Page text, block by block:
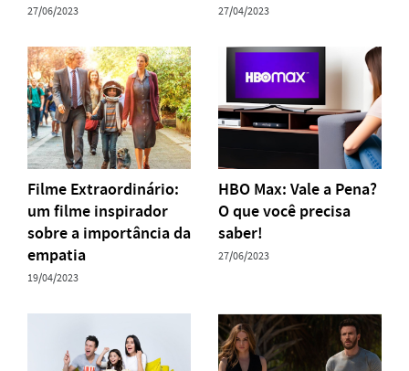
27/06/2023 27/04/2023
Filme Extraordinário:
um filme inspirador
sobre a importância da
empatia
19/04/2023
HBO Max: Vale a Pena?
O que você precisa
saber!
27/06/2023